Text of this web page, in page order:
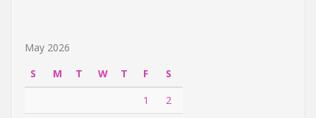
May 2026
S
M T W T F
S
1
2